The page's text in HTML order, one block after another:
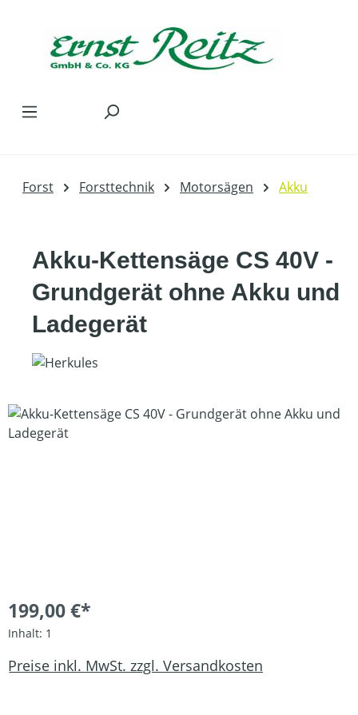
Forst Forsttechnik Motorsägen Akku
Akku-Kettensäge CS 40V -
Grundgerät ohne Akku und
Ladegerät
Bildergalerie überspringen
199,00 €*
Inhalt: 1
Preise inkl. MwSt. zzgl. Versandkosten